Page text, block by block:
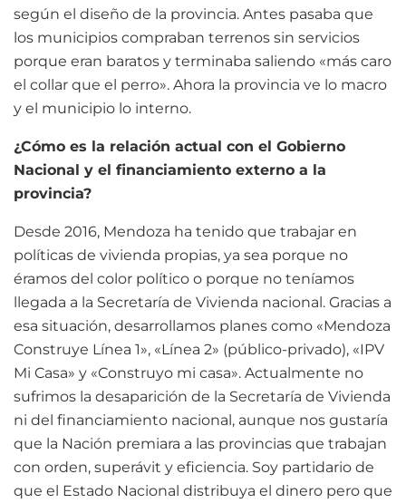
según el diseño de la provincia. Antes pasaba que
los municipios compraban terrenos sin servicios
porque eran baratos y terminaba saliendo «más caro
el collar que el perro». Ahora la provincia ve lo macro
y el municipio lo interno.
¿Cómo es la relación actual con el Gobierno
Nacional y el financiamiento externo a la
provincia?
Desde 2016, Mendoza ha tenido que trabajar en
políticas de vivienda propias, ya sea porque no
éramos del color político o porque no teníamos
llegada a la Secretaría de Vivienda nacional. Gracias a
esa situación, desarrollamos planes como «Mendoza
Construye Línea 1», «Línea 2» (público-privado), «IPV
Mi Casa» y «Construyo mi casa». Actualmente no
sufrimos la desaparición de la Secretaría de Vivienda
ni del financiamiento nacional, aunque nos gustaría
que la Nación premiara a las provincias que trabajan
con orden, superávit y eficiencia. Soy partidario de
que el Estado Nacional distribuya el dinero pero que